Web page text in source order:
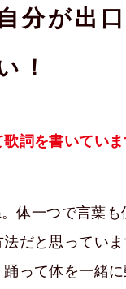
分が出
！
詞を書いてい
体一つで言葉
だと思ってい
って体を一緒